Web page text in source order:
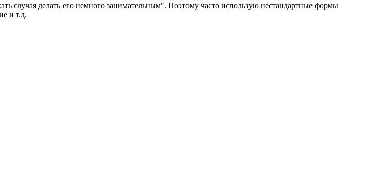
случая делать его немного занимательным". Поэтому часто использую нестандартные формы
и т.д.